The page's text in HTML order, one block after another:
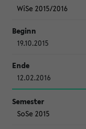
WiSe 2015/2016
19.10.2015
12.02.2016
SoSe 2015